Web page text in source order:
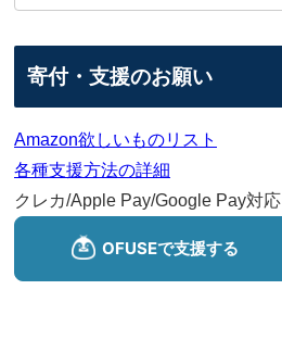
寄付・支援のお願い
Amazon欲しいものリスト
各種支援方法の詳細
クレカ/Apple Pay/Google Pay対応